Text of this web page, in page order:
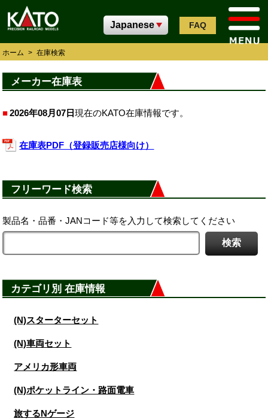
FAQ
ホーム > 在庫検索
メーカー在庫表
2026年08月07日現在のKATO在庫情報です。
在庫表PDF（登録販売店様向け）
フリーワード検索
製品名・品番・JANコード等を入力して検索してください
カテゴリ別 在庫情報
(N)スターターセット
(N)車両セット
アメリカ形車両
(N)ポケットライン・路面電車
旅するNゲージ